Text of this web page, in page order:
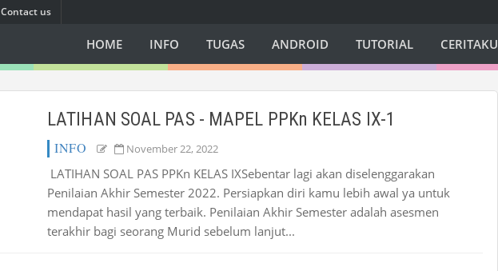
Contact us
HOME INFO TUGAS ANDROID TUTORIAL CERITAKU
LATIHAN SOAL PAS - MAPEL PPKn KELAS IX-1
INFO November 22, 2022
LATIHAN SOAL PAS PPKn KELAS IXSebentar lagi akan diselenggarakan
Penilaian Akhir Semester 2022. Persiapkan diri kamu lebih awal ya untuk
mendapat hasil yang terbaik. Penilaian Akhir Semester adalah asesmen
terakhir bagi seorang Murid sebelum lanjut...